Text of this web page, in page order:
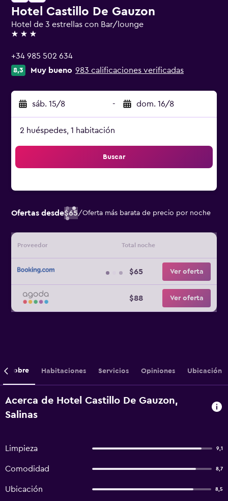
Hotel Castillo De Gauzon
Hotel de 3 estrellas con Bar/lounge
3 estrellas
+34 985 502 634
8,3 Muy bueno 983 calificaciones verificadas
sáb. 15/8 - dom. 16/8
2 huéspedes, 1 habitación
Buscar
Ofertas desde$65/Oferta más barata de precio por noche
Proveedor Total noche
$65 Ver oferta
$88 Ver oferta
Sobre Habitaciones Servicios Opiniones Ubicación
Acerca de Hotel Castillo De Gauzon,
Salinas
Limpieza 9,1
Comodidad 8,7
Ubicación 8,5